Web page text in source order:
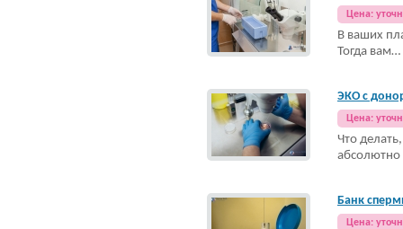
Цена:
В ваших
Тогда вам…
ЭКО с
Цена:
Что
Банк
Цена: